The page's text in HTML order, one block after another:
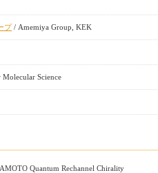
プ / Amemiya Group, KEK
Science
Quantum Rechannel Chirality